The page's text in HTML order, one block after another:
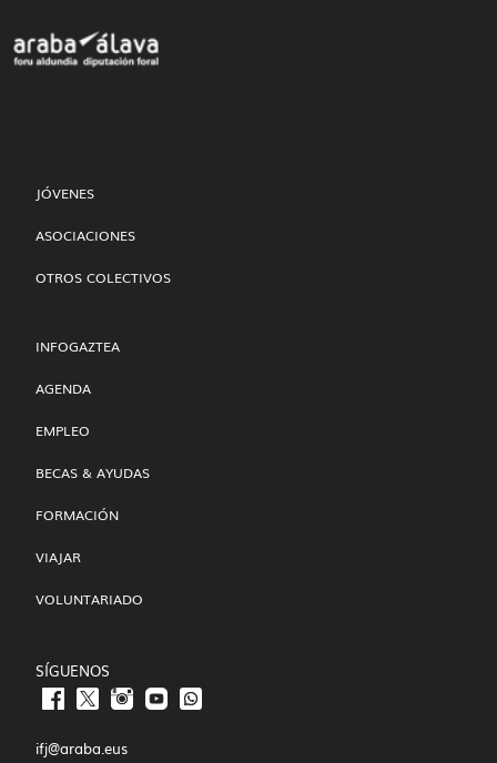
JÓVENES
ASOCIACIONES
OTROS COLECTIVOS
INFOGAZTEA
AGENDA
EMPLEO
BECAS & AYUDAS
FORMACIÓN
VIAJAR
VOLUNTARIADO
SÍGUENOS
ifj@araba.eus